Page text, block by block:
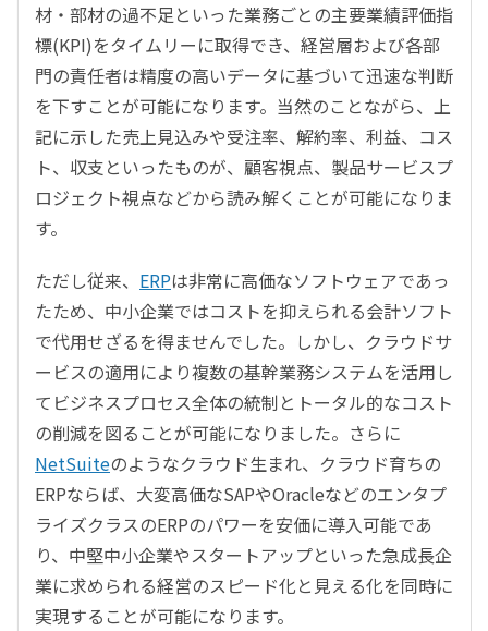
材・部材の過不足といった業務ごとの主要業績評価指
標(KPI)をタイムリーに取得でき、経営層および各部
門の責任者は精度の高いデータに基づいて迅速な判断
を下すことが可能になります。当然のことながら、上
記に示した売上見込みや受注率、解約率、利益、コス
ト、収支といったものが、顧客視点、製品サービスプ
ロジェクト視点などから読み解くことが可能になりま
す。
ただし従来、 ERPは非常に高価なソフトウェアであっ
たため、中小企業ではコストを抑えられる会計ソフト
で代用せざるを得ませんでした。しかし、クラウドサ
ービスの適用により複数の基幹業務システムを活用し
てビジネスプロセス全体の統制とトータル的なコスト
の削減を図ることが可能になりました。さらに
NetSuiteのようなクラウド生まれ、クラウド育ちの
ERPならば、大変高価なSAPやOracleなどのエンタプ
ライズクラスのERPのパワーを安価に導入可能であ
り、中堅中小企業やスタートアップといった急成長企
業に求められる経営のスピード化と見える化を同時に
実現することが可能になります。